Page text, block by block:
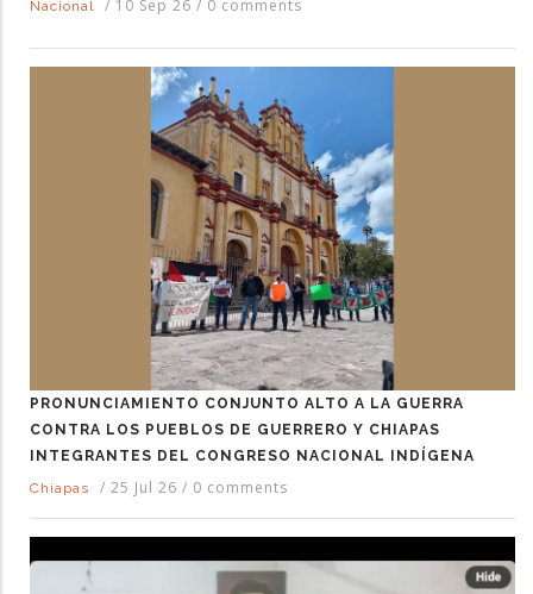
Nacional / 10 Sep 26 / 0 comments
PRONUNCIAMIENTO CONJUNTO ALTO A LA GUERRA
CONTRA LOS PUEBLOS DE GUERRERO Y CHIAPAS
INTEGRANTES DEL CONGRESO NACIONAL INDÍGENA
Chiapas
/ 25 Jul 26 / 0 comments